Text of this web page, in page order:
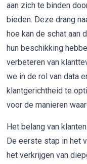
aan zich te binden
bieden. Deze drang
hoe kan de schat aan
hun beschikking
verbeteren van
we in de rol van data
klantgerichtheid te
voor de manieren
Het belang van
De eerste stap in het
het verkrijgen van